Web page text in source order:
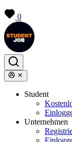
0
Student
Unternehmen